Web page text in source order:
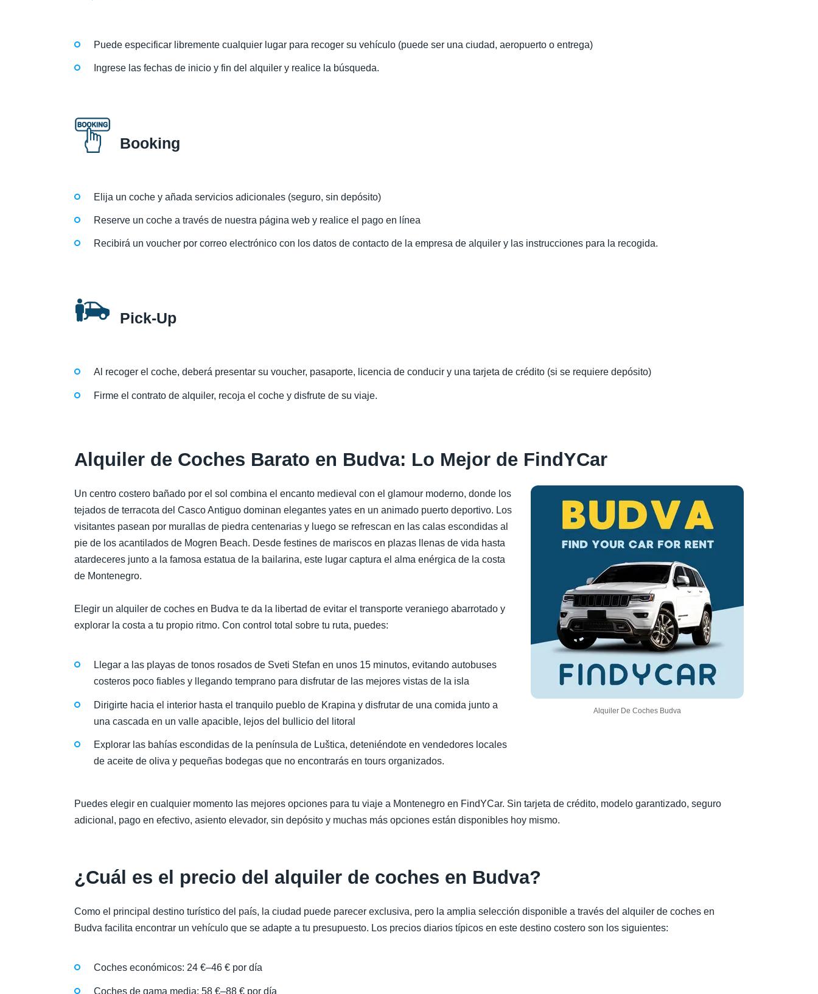
Puede especificar libremente cualquier lugar para recoger su vehículo (puede ser una ciudad, aeropuerto o entrega)
Ingrese las fechas de inicio y fin del alquiler y realice la búsqueda.
Booking
Elija un coche y añada servicios adicionales (seguro, sin depósito)
Reserve un coche a través de nuestra página web y realice el pago en línea
Recibirá un voucher por correo electrónico con los datos de contacto de la empresa de alquiler y las instrucciones para la recogida.
Pick-Up
Al recoger el coche, deberá presentar su voucher, pasaporte, licencia de conducir y una tarjeta de crédito (si se requiere depósito)
Firme el contrato de alquiler, recoja el coche y disfrute de su viaje.
Alquiler de Coches Barato en Budva: Lo Mejor de FindYCar
Alquiler De Coches Budva
Un centro costero bañado por el sol combina el encanto medieval con el glamour moderno, donde los
tejados de terracota del Casco Antiguo dominan elegantes yates en un animado puerto deportivo. Los
visitantes pasean por murallas de piedra centenarias y luego se refrescan en las calas escondidas al
pie de los acantilados de Mogren Beach. Desde festines de mariscos en plazas llenas de vida hasta
atardeceres junto a la famosa estatua de la bailarina, este lugar captura el alma enérgica de la costa
de Montenegro.
Elegir un alquiler de coches en Budva te da la libertad de evitar el transporte veraniego abarrotado y
explorar la costa a tu propio ritmo. Con control total sobre tu ruta, puedes:
Llegar a las playas de tonos rosados de Sveti Stefan en unos 15 minutos, evitando autobuses
costeros poco fiables y llegando temprano para disfrutar de las mejores vistas de la isla
Dirigirte hacia el interior hasta el tranquilo pueblo de Krapina y disfrutar de una comida junto a
una cascada en un valle apacible, lejos del bullicio del litoral
Explorar las bahías escondidas de la península de Luštica, deteniéndote en vendedores locales
de aceite de oliva y pequeñas bodegas que no encontrarás en tours organizados.
Puedes elegir en cualquier momento las mejores opciones para tu viaje a Montenegro en FindYCar. Sin tarjeta de crédito, modelo garantizado, seguro
adicional, pago en efectivo, asiento elevador, sin depósito y muchas más opciones están disponibles hoy mismo.
¿Cuál es el precio del alquiler de coches en Budva?
Como el principal destino turístico del país, la ciudad puede parecer exclusiva, pero la amplia selección disponible a través del alquiler de coches en
Budva facilita encontrar un vehículo que se adapte a tu presupuesto. Los precios diarios típicos en este destino costero son los siguientes:
Coches económicos: 24 €–46 € por día
Coches de gama media: 58 €–88 € por día